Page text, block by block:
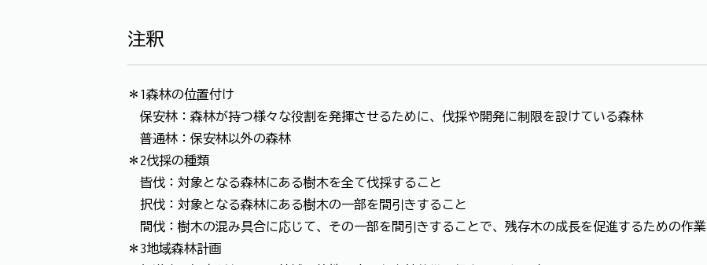
注釈
＊1森林の位置付け
保安林：森林が持つ様々な役割を発揮させるために、伐採や開発に制限を設けている森林
普通林：保安林以外の森林
＊2伐採の種類
皆伐：対象となる森林にある樹木を全て伐採すること
択伐：対象となる森林にある樹木の一部を間引きすること
間伐：樹木の混み具合に応じて、その一部を間引きすることで、残存木の成長を促進するための作業
＊3地域森林計画